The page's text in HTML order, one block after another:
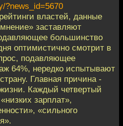
?news_id=5670
властей, данные
заставляют
большинство
оптимистично смотрит в
подавляющее
64%, нередко испытывают
Главная причина -
Каждый четвертый
зарплат»,
«сильного